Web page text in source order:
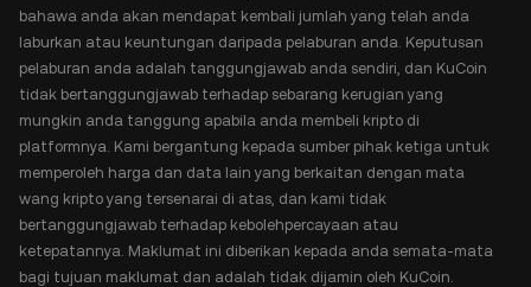
bahawa anda akan mendapat kembali jumlah yang telah anda
laburkan atau keuntungan daripada pelaburan anda. Keputusan
pelaburan anda adalah tanggungjawab anda sendiri, dan KuCoin
tidak bertanggungjawab terhadap sebarang kerugian yang
mungkin anda tanggung apabila anda membeli kripto di
platformnya. Kami bergantung kepada sumber pihak ketiga untuk
memperoleh harga dan data lain yang berkaitan dengan mata
wang kripto yang tersenarai di atas, dan kami tidak
bertanggungjawab terhadap kebolehpercayaan atau
ketepatannya. Maklumat ini diberikan kepada anda semata-mata
bagi tujuan maklumat dan adalah tidak dijamin oleh KuCoin.